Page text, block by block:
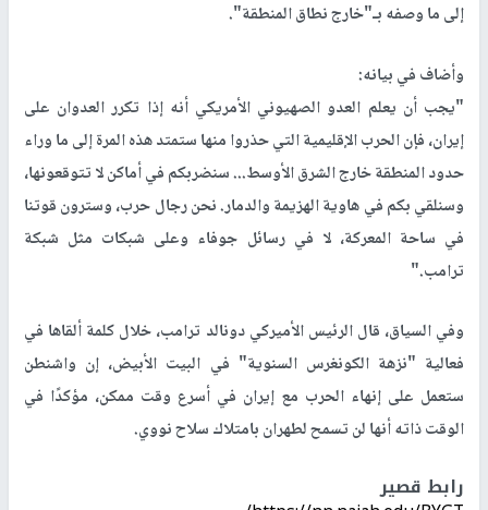
إلى ما وصفه بـ"خارج نطاق المنطقة".
وأضاف في بيانه:
"يجب أن يعلم العدو الصهيوني الأمريكي أنه إذا تكرر العدوان على
إيران، فإن الحرب الإقليمية التي حذروا منها ستمتد هذه المرة إلى ما وراء
حدود المنطقة خارج الشرق الأوسط... سنضربكم في أماكن لا تتوقعونها،
وسنلقي بكم في هاوية الهزيمة والدمار. نحن رجال حرب، وسترون قوتنا
في ساحة المعركة، لا في رسائل جوفاء وعلى شبكات مثل شبكة
ترامب."
وفي السياق، قال الرئيس الأميركي دونالد ترامب، خلال كلمة ألقاها في
فعالية "نزهة الكونغرس السنوية" في البيت الأبيض، إن واشنطن
ستعمل على إنهاء الحرب مع إيران في أسرع وقت ممكن، مؤكدًا في
الوقت ذاته أنها لن تسمح لطهران بامتلاك سلاح نووي.
رابط قصير